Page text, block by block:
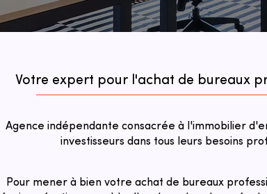
Votre expert pour l'achat de bureaux
Agence indépendante consacrée à l'immobilier
investisseurs dans tous leurs besoins
Pour mener à bien votre achat de bureaux